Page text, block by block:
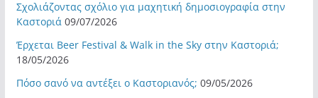
Σχολιάζοντας σχόλιο για μαχητική δημοσιογραφία στην
Καστοριά 09/07/2026
Έρχεται Beer Festival & Walk in the Sky στην Καστοριά;
18/05/2026
Πόσο σανό να αντέξει ο Καστοριανός; 09/05/2026